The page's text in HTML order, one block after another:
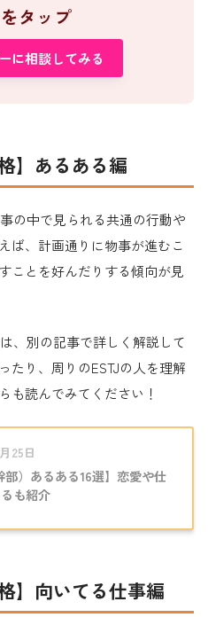
タップ
に相談してみる
】あるある編
の中で見られる共通の行動や
ば、計画通りに物事が進むこ
ことを好んだりする傾向が見
、別の記事で詳しく解説して
たり、周りのESTJの人を理解
も読んでみてください！
25日
部）あるある16選】恋愛や仕
も紹介
】向いてる仕事編